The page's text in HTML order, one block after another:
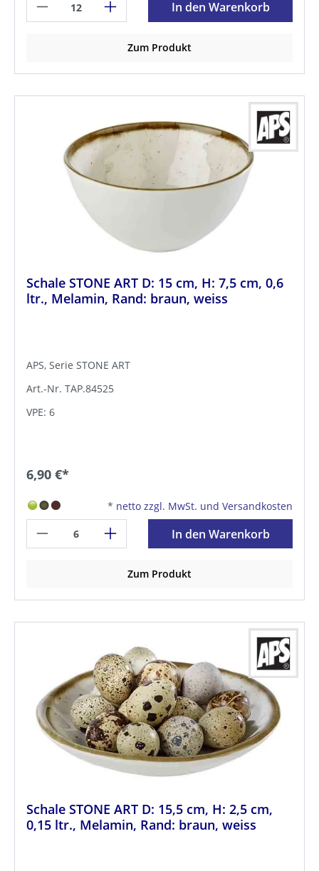
In den Warenkorb
Zum Produkt
Schale STONE ART D: 15 cm, H: 7,5 cm, 0,6
ltr., Melamin, Rand: braun, weiss
APS, Serie STONE ART
Art.-Nr. TAP.84525
VPE: 6
6,90 €*
* netto zzgl. MwSt. und Versandkosten
In den Warenkorb
Zum Produkt
Schale STONE ART D: 15,5 cm, H: 2,5 cm,
0,15 ltr., Melamin, Rand: braun, weiss